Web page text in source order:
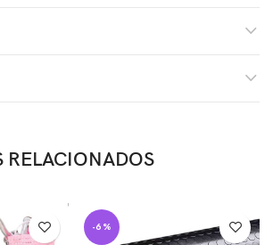
RELACIONADOS
-6%